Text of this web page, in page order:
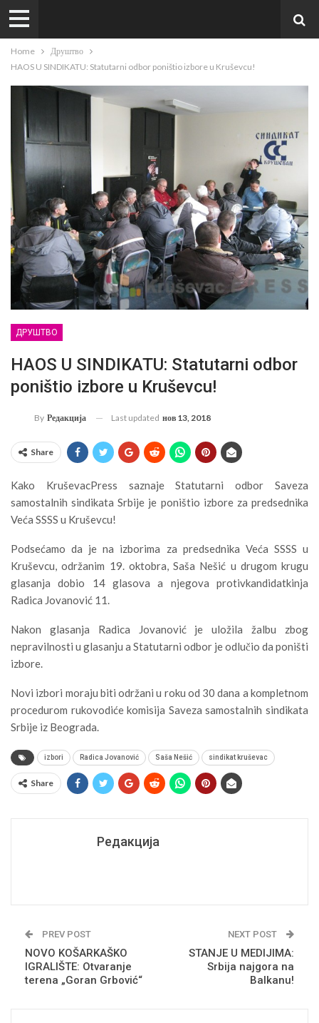
Home
Друштво
HAOS U SINDIKATU: Statutarni odbor poništio izbore u Kruševcu!
ДРУШТВО
HAOS U SINDIKATU: Statutarni odbor
poništio izbore u Kruševcu!
By Редакција Last updated нов 13, 2018
Share
Kako KruševacPress saznaje Statutarni odbor Saveza
samostalnih sindikata Srbije je poništio izbore za predsednika
Veća SSSS u Kruševcu!
Podsećamo da je na izborima za predsednika Veća SSSS u
Kruševcu, održanim 19. oktobra, Saša Nešić u drugom krugu
glasanja dobio 14 glasova a njegova protivkandidatkinja
Radica Jovanović 11.
Nakon glasanja Radica Jovanović je uložila žalbu zbog
nepravilnosti u glasanju a Statutarni odbor je odlučio da poništi
izbore.
Novi izbori moraju biti održani u roku od 30 dana a kompletnom
procedurom rukovodiće komisija Saveza samostalnih sindikata
Srbije iz Beograda.
izbori Radica Jovanović Saša Nešić sindikat kruševac
Share
Редакција
PREV POST
NOVO KOŠARKAŠKO
IGRALIŠTE: Otvaranje
terena „Goran Grbović“
NEXT POST
STANJE U MEDIJIMA:
Srbija najgora na
Balkanu!